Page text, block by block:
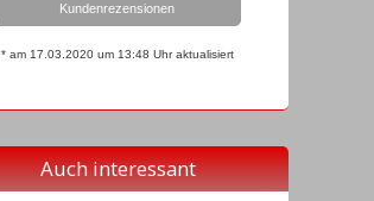
Kundenrezensionen
* am 17.03.2020 um 13:48 Uhr aktualisiert
Auch interessant